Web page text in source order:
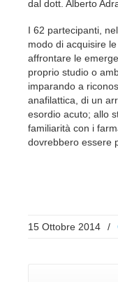
dal dott. Alberto
I 62 partecipanti,
modo di acquisire
affrontare le
proprio studio o
imparando a
anafilattica, di un
esordio acuto; allo
familiarità con i
dovrebbero essere
15 Ottobre 2014 /